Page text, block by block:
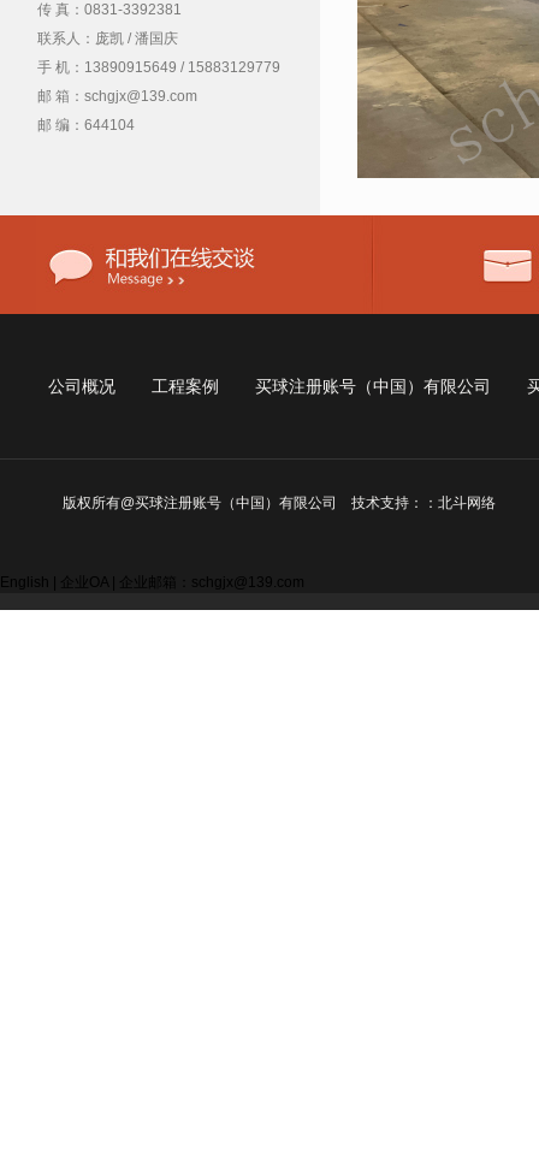
传 真：0831-3392381
联系人：庞凯 / 潘国庆
手 机：13890915649 / 15883129779
邮 箱：schgjx@139.com
邮 编：644104
公司概况 工程案例 买球注册账号（中国）有限公司
版权所有@买球注册账号（中国）有限公司 技术支持：：北斗网络
English | 企业OA | 企业邮箱：schgjx@139.com